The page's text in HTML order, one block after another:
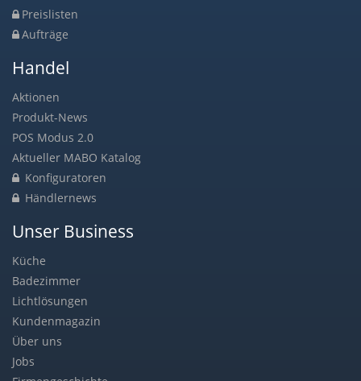
Preislisten
Aufträge
Handel
Aktionen
Produkt-News
POS Modus 2.0
Aktueller MABO Katalog
Konfiguratoren
Händlernews
Unser Business
Küche
Badezimmer
Lichtlösungen
Kundenmagazin
Über uns
Jobs